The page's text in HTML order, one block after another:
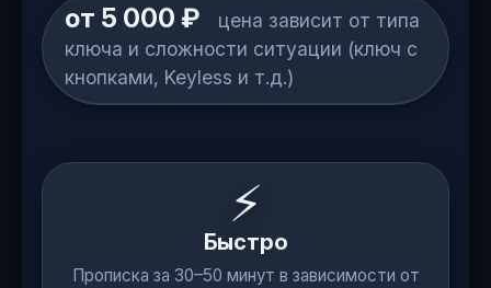
от 5 000 ₽
цена зависит от типа
ключа и сложности ситуации (ключ с
кнопками, Keyless и т.д.)
⚡
Быстро
Прописка за 30–50 минут в зависимости от